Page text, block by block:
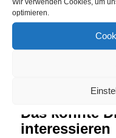
optimieren.
Das könnte
interessieren